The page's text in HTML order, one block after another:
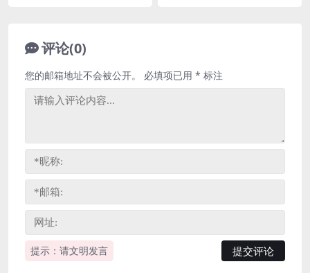
评论(0)
提示：请文明发言
您的邮箱地址不会被公开。 必填项已用 * 标注